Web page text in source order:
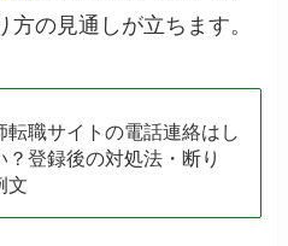
の見通しが立ちます。
転職サイトの電話連絡はし
？登録後の対処法・断り
文